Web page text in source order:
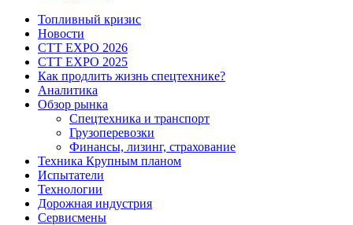
Топливный кризис
Новости
CTT EXPO 2026
CTT EXPO 2025
Как продлить жизнь спецтехнике?
Аналитика
Обзор рынка
Спецтехника и транспорт
Грузоперевозки
Финансы, лизинг, страхование
Техника Крупным планом
Испытатели
Технологии
Дорожная индустрия
Сервисмены